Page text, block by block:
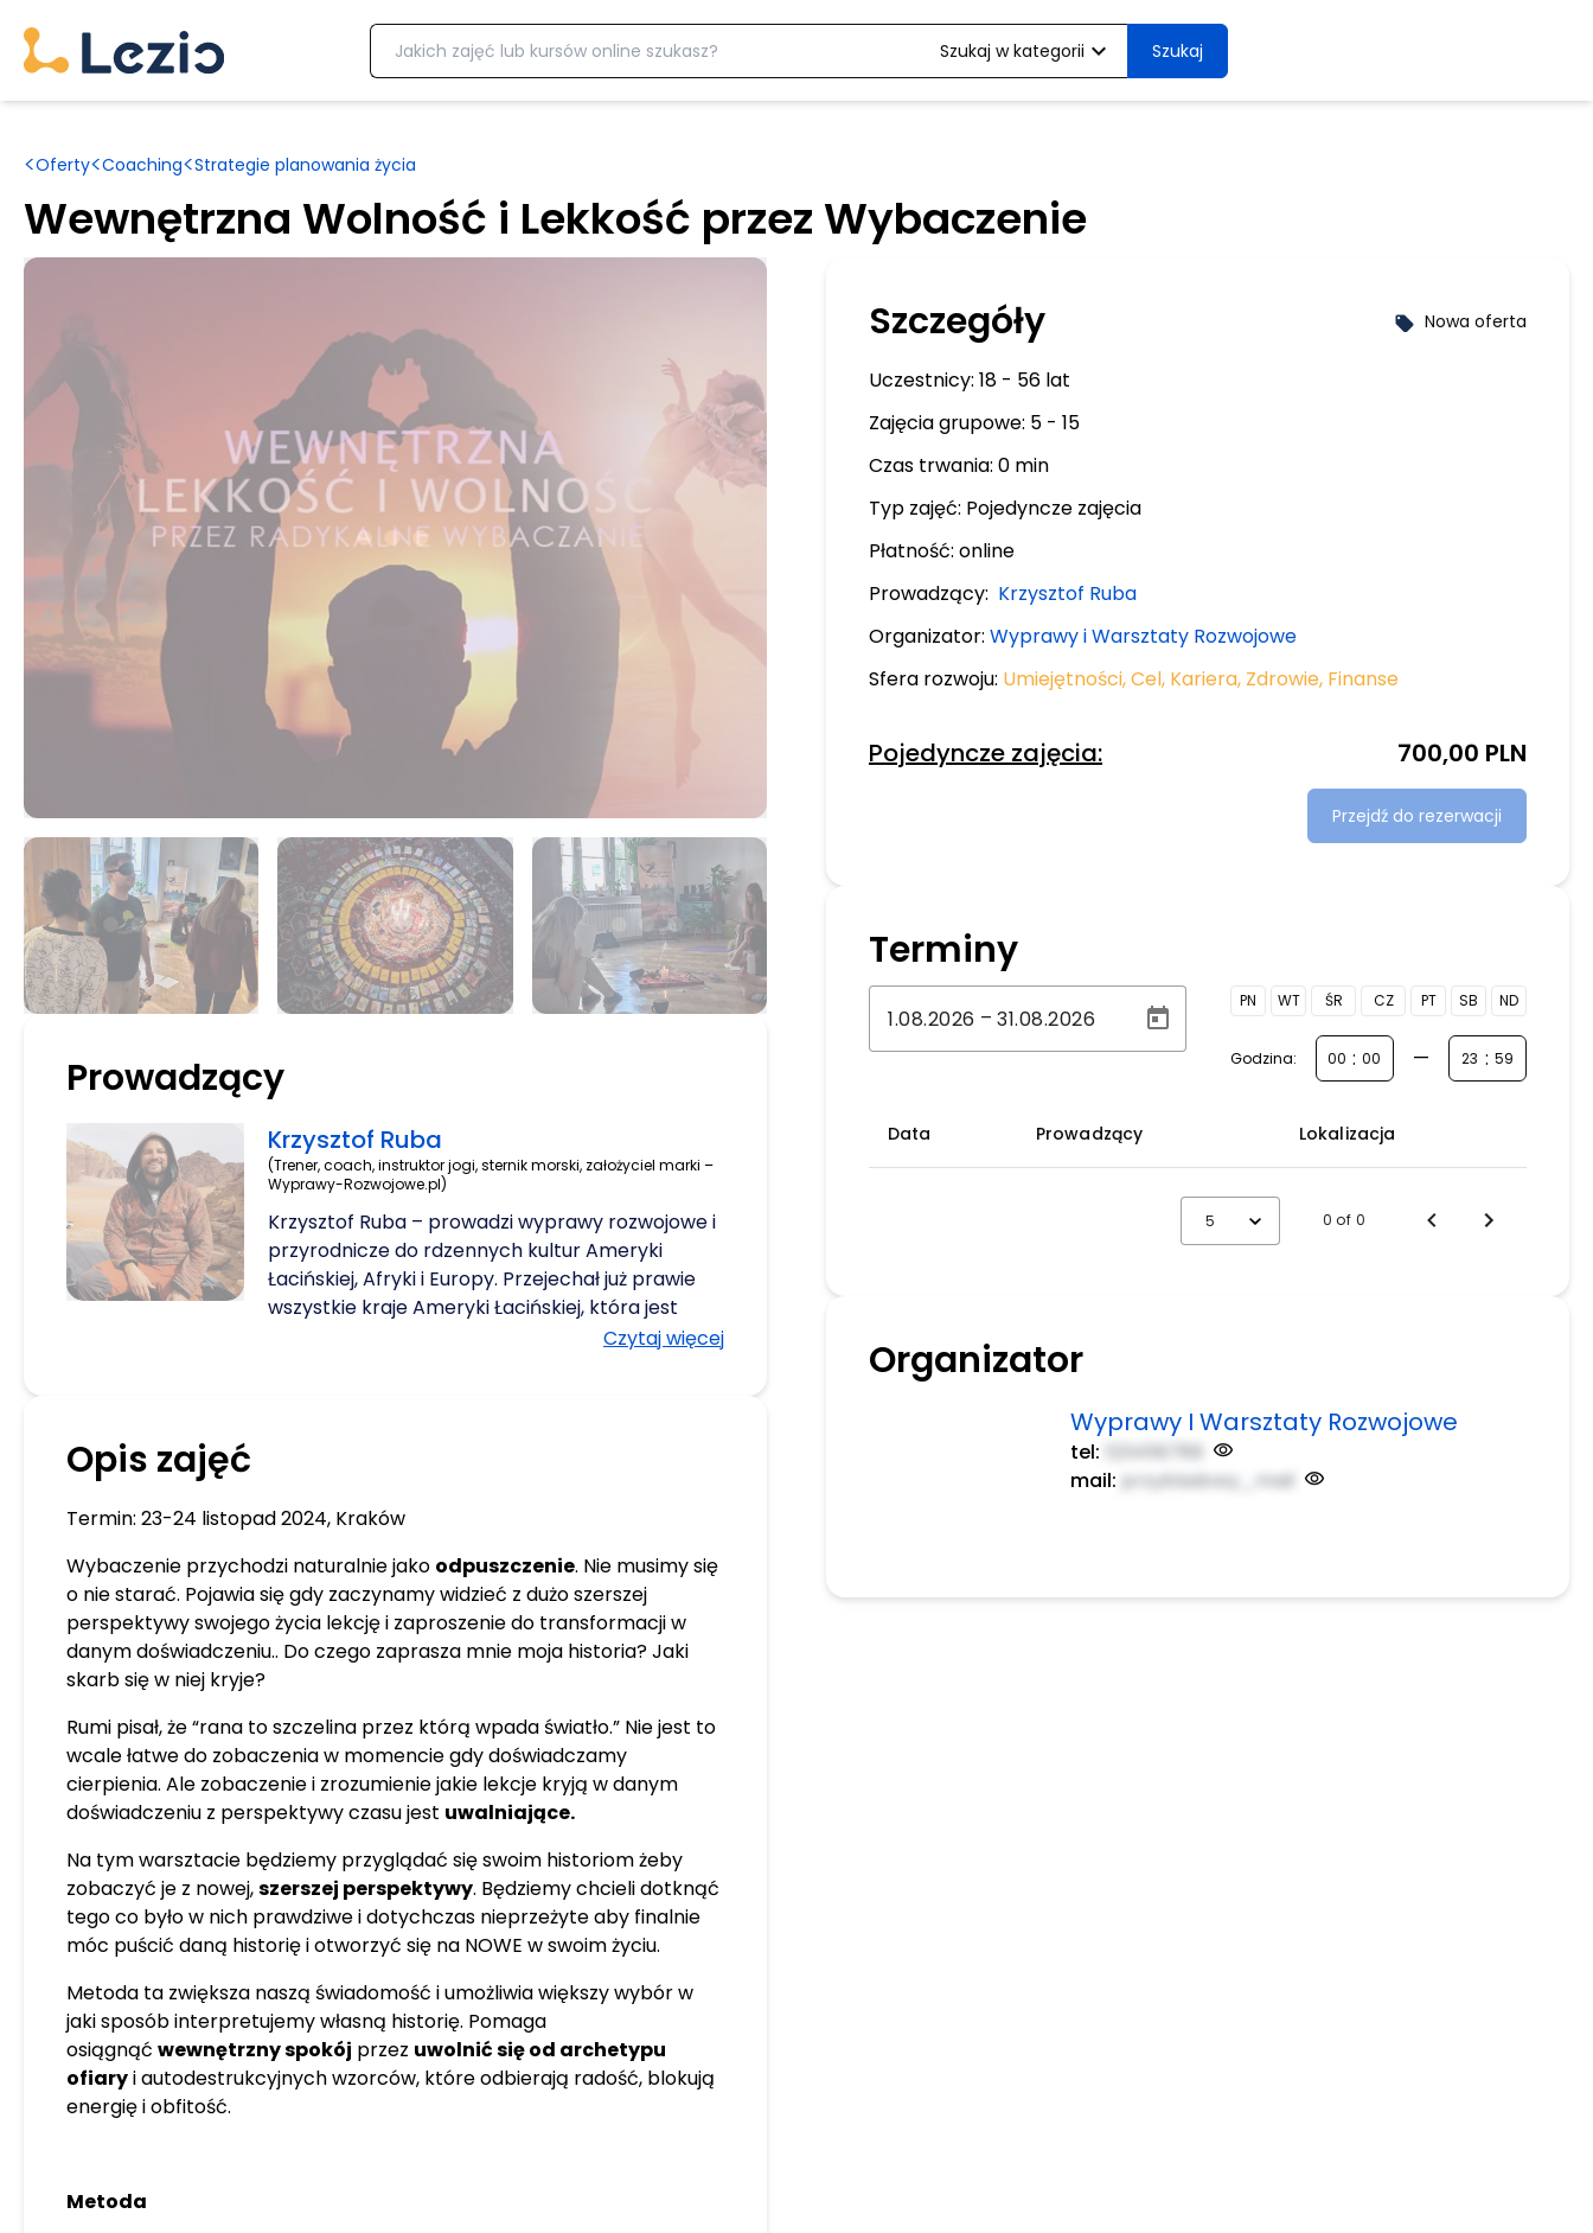
Szukaj w kategorii expand_more Szukaj
<Oferty<Coaching<Strategie planowania życia
Wewnętrzna Wolność i Lekkość przez Wybaczenie
Prowadzący
Krzysztof Ruba
(Trener, coach, instruktor jogi, sternik morski, założyciel marki –
Wyprawy-Rozwojowe.pl)
Krzysztof Ruba – prowadzi wyprawy rozwojowe i
przyrodnicze do rdzennych kultur Ameryki
Łacińskiej, Afryki i Europy. Przejechał już prawie
wszystkie kraje Ameryki Łacińskiej, która jest
bardzo bliska jego sercu. Twórca i współtwórca
Szkole Trenerów), coach (po Instytut
Psychoedukacji i Rozwoju Integralnego),
instruktor jogi (rys 200 yoga alliance), sternik
morski, założyciel marki – Wyprawy-
Rozwojowe.pl. Do życia podchodzi z
autentycznością, odwagą i kreatywnością.
Czytaj więcej
Opis zajęć
Termin: 23-24 listopad 2024, Kraków
Wybaczenie przychodzi naturalnie jako odpuszczenie. Nie musimy się
o nie starać. Pojawia się gdy zaczynamy widzieć z dużo szerszej
perspektywy swojego życia lekcję i zaproszenie do transformacji w
danym doświadczeniu.. Do czego zaprasza mnie moja historia? Jaki
skarb się w niej kryje?
Rumi pisał, że “rana to szczelina przez którą wpada światło.” Nie jest to
wcale łatwe do zobaczenia w momencie gdy doświadczamy
cierpienia. Ale zobaczenie i zrozumienie jakie lekcje kryją w danym
doświadczeniu z perspektywy czasu jest uwalniające.
Na tym warsztacie będziemy przyglądać się swoim historiom żeby
zobaczyć je z nowej,szerszej perspektywy. Będziemy chcieli dotknąć
tego co było w nich prawdziwe i dotychczas nieprzeżyte aby finalnie
móc puścić daną historię i otworzyć się na NOWE w swoim życiu.
Metoda ta zwiększa naszą świadomość i umożliwia większy wybór w
jaki sposób interpretujemy własną historię. Pomaga
osiągnąć wewnętrzny spokój przez uwolnić się od archetypu
ofiaryi autodestrukcyjnych wzorców, które odbierają radość, blokują
energię i obfitość.
Metoda
Szczegóły local_offer Nowa oferta
Uczestnicy: 18 - 56 lat
Zajęcia grupowe: 5 - 15
Czas trwania: 0 min
Typ zajęć: Pojedyncze zajęcia
Płatność: online
Prowadzący: Krzysztof Ruba
Organizator: Wyprawy i Warsztaty Rozwojowe
Sfera rozwoju: Umiejętności,Cel, Kariera, Zdrowie, Finanse
Pojedyncze zajęcia: 700,00 PLN
Przejdź do rezerwacji
Terminy
–
PN WT ŚR CZ PT SB ND
Godzina: : — :
Data Prowadzący Lokalizacja
5 0 of 0
Organizator
Wyprawy I Warsztaty Rozwojowe
tel:
123456789
mail: przykladowy_mail